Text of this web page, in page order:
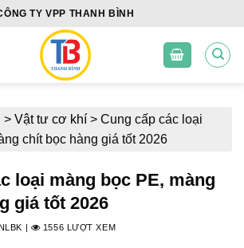
TY VPP THANH BÌNH
> Vật tư cơ khí > Cung cấp các loại
chít bọc hàng giá tốt 2026
loại màng bọc PE, màng
giá tốt 2026
| 1556 LƯỢT XEM